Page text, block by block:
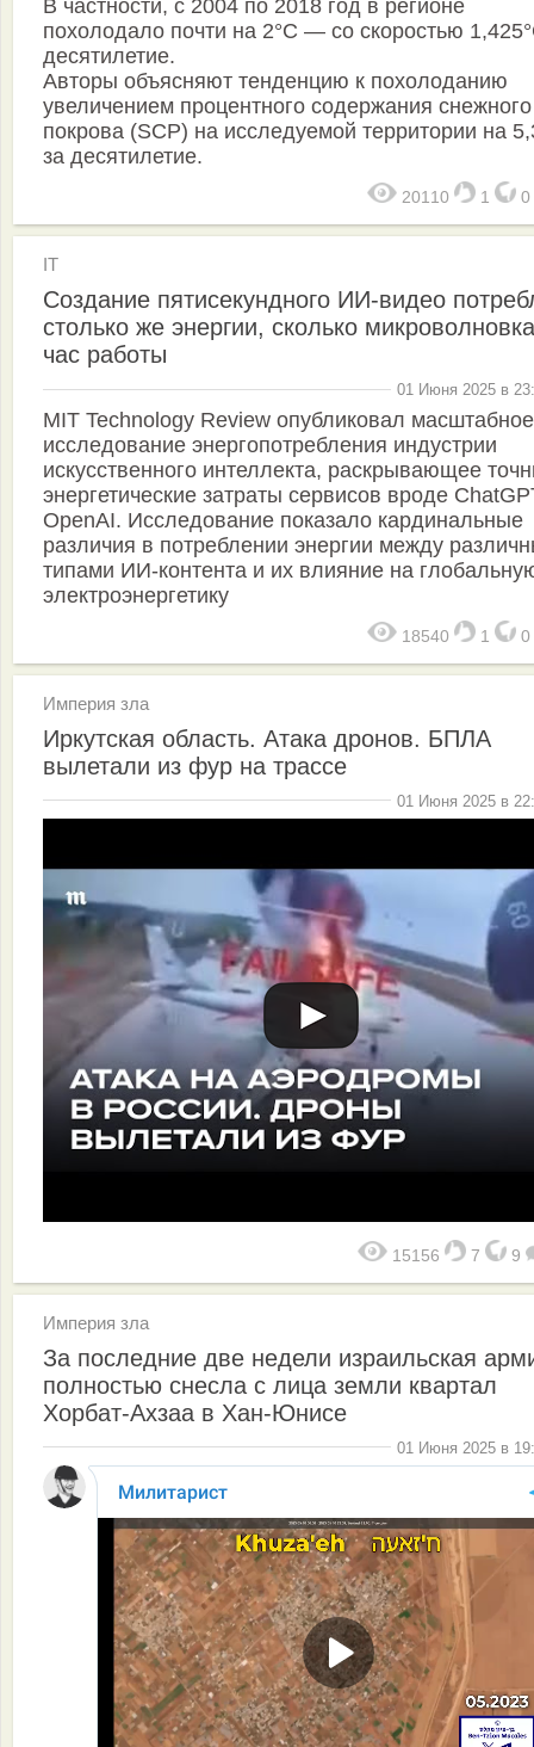
В частности, с 2004 по 2018 год в регионе
похолодало почти на 2°C — со скоростью
десятилетие.
Авторы объясняют тенденцию к похолоданию
увеличением процентного содержания снежного
покрова (SCP) на исследуемой территории на
за десятилетие.
20110 1 0
IT
Создание пятисекундного ИИ-видео
столько же энергии, сколько
час работы
01 Июня 2025 в
MIT Technology Review опубликовал масштабное
исследование энергопотребления индустрии
искусственного интеллекта, раскрывающее
энергетические затраты сервисов вроде
OpenAI. Исследование показало кардинальные
различия в потреблении энергии между
типами ИИ-контента и их влияние на
электроэнергетику
18540 1 0
Империя зла
Иркутская область. Атака дронов. БПЛА
вылетали из фур на трассе
01 Июня 2025 в
15156 7 9
Империя зла
За последние две недели израильская
полностью снесла с лица земли квартал
Хорбат-Ахзаа в Хан-Юнисе
01 Июня 2025 в